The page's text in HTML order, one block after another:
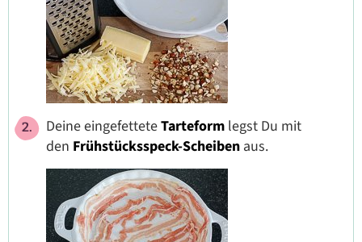
Deine eingefetteteTarteform legst Du mit
den Frühstücksspeck-Scheiben aus.